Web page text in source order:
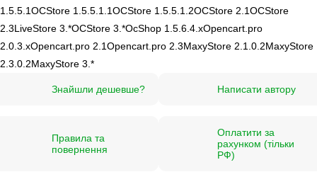
1.5.5.1OCStore 1.5.5.1.1OCStore 1.5.5.1.2OCStore 2.1OCStore
2.3LiveStore 3.*OCStore 3.*OcShop 1.5.6.4.хOpencart.pro
2.0.3.хOpencart.pro 2.1Opencart.pro 2.3MaxyStore 2.1.0.2MaxyStore
2.3.0.2MaxyStore 3.*
Знайшли дешевше? Написати автору
Правила та
повернення
Оплатити за
рахунком (тільки
РФ)